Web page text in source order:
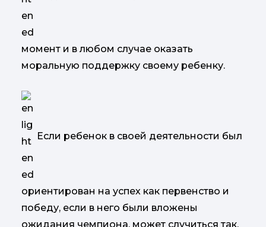
момент и в любом случае оказать
моральную поддержку своему ребенку.
Если ребенок в своей деятельности был
ориентирован на успех как первенство и
победу, если в него были вложены
ожидания чемпиона, может случиться так,